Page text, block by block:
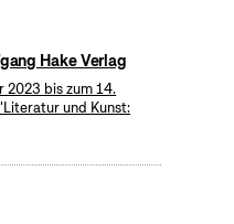
Hake Verlag
2023 bis zum 14.
und Kunst: